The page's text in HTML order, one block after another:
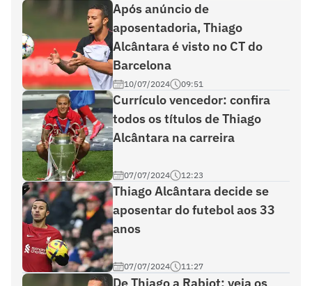
Após anúncio de
aposentadoria, Thiago
Alcântara é visto no CT do
Barcelona
10/07/2024 09:51
Currículo vencedor: confira
todos os títulos de Thiago
Alcântara na carreira
07/07/2024 12:23
Thiago Alcântara decide se
aposentar do futebol aos 33
anos
07/07/2024 11:27